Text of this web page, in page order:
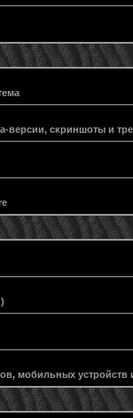
версии, скриншоты и
мобильных устройств